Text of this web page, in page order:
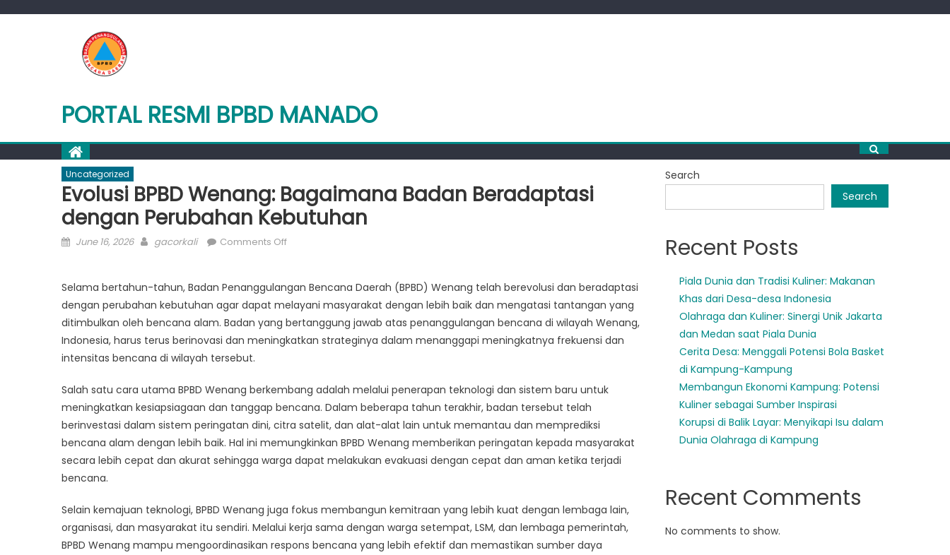
PORTAL RESMI BPBD MANADO
Uncategorized
Evolusi BPBD Wenang: Bagaimana Badan Beradaptasi
dengan Perubahan Kebutuhan
Posted
June 16, 2026 Author
gacorkali Comments Offon
Wenang:
Bagaimana
Badan
Beradaptasi
Kebutuhan
Selama bertahun-tahun, Badan Penanggulangan Bencana Daerah (BPBD) Wenang telah berevolusi dan beradaptasi
dengan perubahan kebutuhan agar dapat melayani masyarakat dengan lebih baik dan mengatasi tantangan yang
ditimbulkan oleh bencana alam. Badan yang bertanggung jawab atas penanggulangan bencana di wilayah Wenang,
Indonesia, harus terus berinovasi dan meningkatkan strateginya dalam menanggapi meningkatnya frekuensi dan
intensitas bencana di wilayah tersebut.
Salah satu cara utama BPBD Wenang berkembang adalah melalui penerapan teknologi dan sistem baru untuk
meningkatkan kesiapsiagaan dan tanggap bencana. Dalam beberapa tahun terakhir, badan tersebut telah
berinvestasi dalam sistem peringatan dini, citra satelit, dan alat-alat lain untuk memantau dan memprediksi
bencana alam dengan lebih baik. Hal ini memungkinkan BPBD Wenang memberikan peringatan kepada masyarakat
secara lebih cepat dan akurat sehingga warga dapat melakukan evakuasi dengan cepat dan aman ketika terjadi
bencana.
Selain kemajuan teknologi, BPBD Wenang juga fokus membangun kemitraan yang lebih kuat dengan lembaga lain,
organisasi, dan masyarakat itu sendiri. Melalui kerja sama dengan warga setempat, LSM, dan lembaga pemerintah,
BPBD Wenang mampu mengoordinasikan respons bencana yang lebih efektif dan memastikan sumber daya
Search
Search
Recent Posts
Piala Dunia dan Tradisi Kuliner: Makanan
Khas dari Desa-desa Indonesia
Olahraga dan Kuliner: Sinergi Unik Jakarta
dan Medan saat Piala Dunia
Cerita Desa: Menggali Potensi Bola Basket
di Kampung-Kampung
Membangun Ekonomi Kampung: Potensi
Kuliner sebagai Sumber Inspirasi
Korupsi di Balik Layar: Menyikapi Isu dalam
Dunia Olahraga di Kampung
Recent Comments
No comments to show.